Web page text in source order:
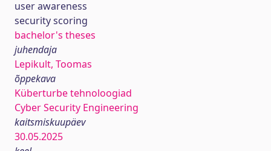
user awareness
security scoring
bachelor's theses
juhendaja
Lepikult, Toomas
õppekava
Küberturbe tehnoloogiad
Cyber Security Engineering
kaitsmiskuupäev
30.05.2025